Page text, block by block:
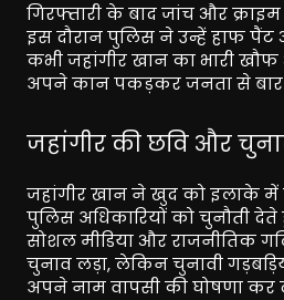
गिरफ्तारी के बाद जांच और
इस दौरान पुलिस ने उन्हें हाफ
कभी जहांगीर खान का भारी
अपने कान पकड़कर जनता से
जहांगीर की छवि और
जहांगीर खान ने खुद को इलाके में
पुलिस अधिकारियों को चुनौती
सोशल मीडिया और राजनीतिक
चुनाव लड़ा, लेकिन चुनावी
अपने नाम वापसी की घोषणा कर